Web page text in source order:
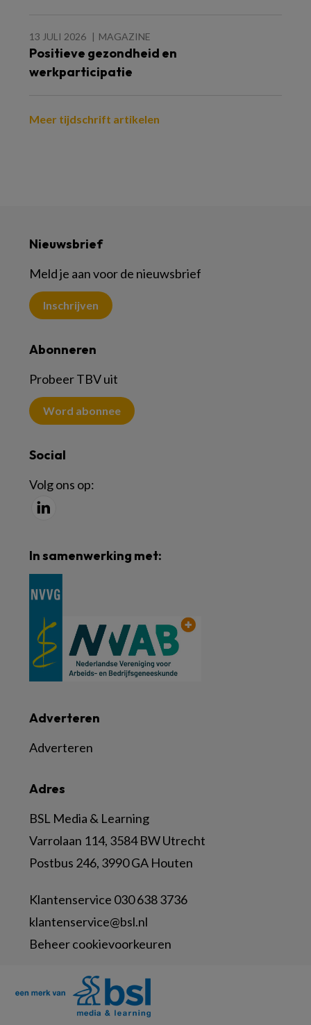
13 JULI 2026 MAGAZINE
Positieve gezondheid en
werkparticipatie
Meer tijdschrift artikelen
Nieuwsbrief
Meld je aan voor de nieuwsbrief
Inschrijven
Abonneren
Probeer TBV uit
Word abonnee
Social
Volg ons op:
Adres
BSL Media & Learning
Varrolaan 114, 3584 BW Utrecht
Postbus 246, 3990 GA Houten
Klantenservice 030 638 3736
klantenservice@bsl.nl
Beheer cookievoorkeuren
Adverteren
Adverteren
In samenwerking met: